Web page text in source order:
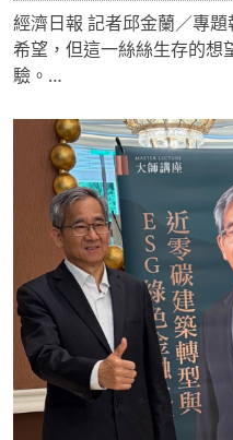
經濟日報 記者邱金蘭／專
希望，但這一絲絲生存的想
驗。
說要六支，這時不論自費多
兩支，難道不裝嗎？」長庚
說，很多人到了醫院，因為
是健保給付沒涵蓋的範圍，
者無限上綱收自費，就是民